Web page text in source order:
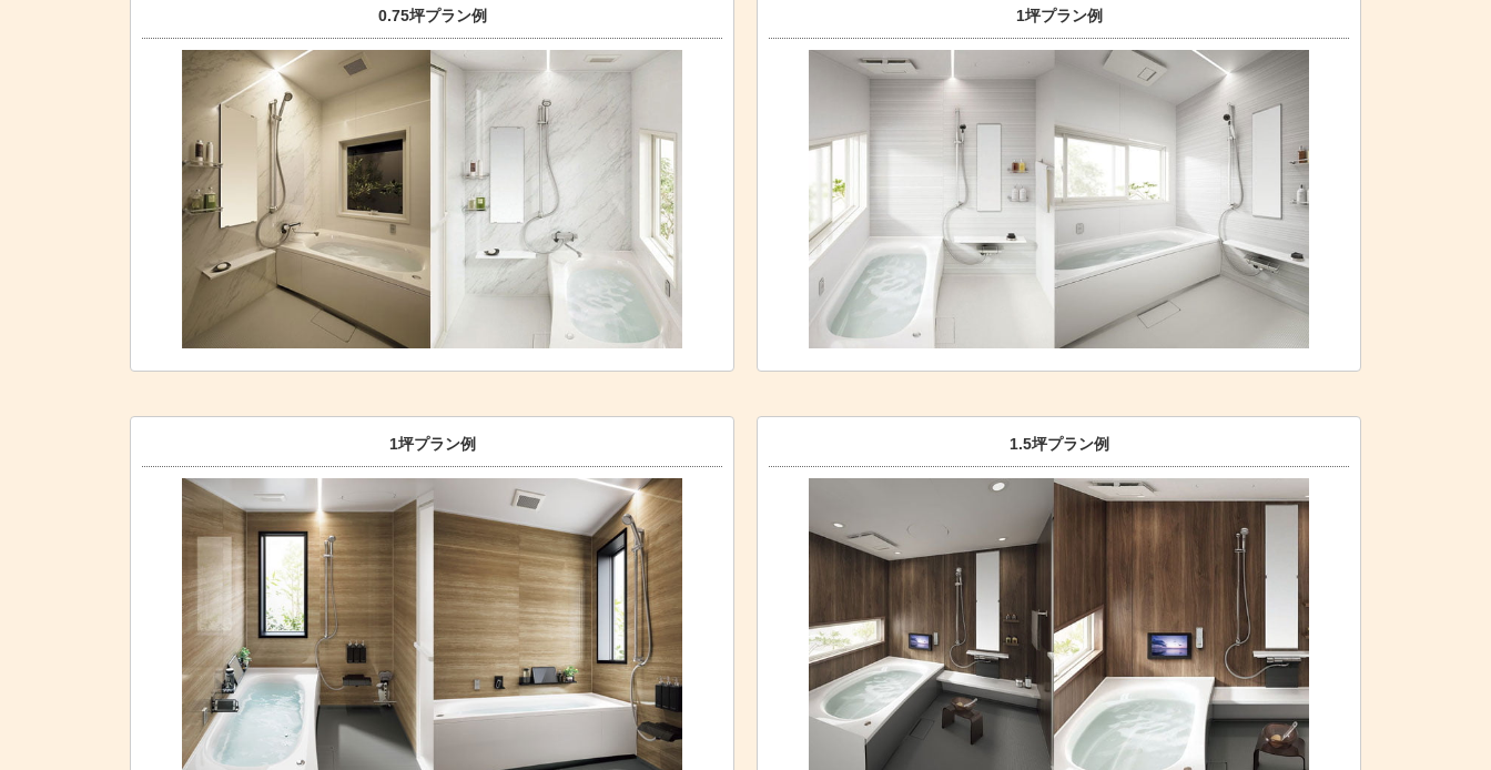
0.75坪プラン例 1坪プラン例
1坪プラン例 1.5坪プラン例